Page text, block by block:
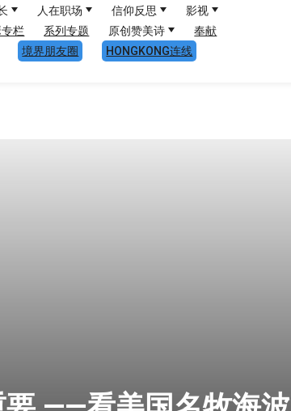
人在职场 信仰反思
影视
栏 系列专题 原创赞美诗
奉献
境界朋友圈
HONGKONG连线